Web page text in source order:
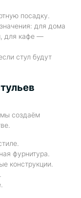
посадку.
для дома
для кафе —
стул будут
создаём
фурнитура.
конструкции.